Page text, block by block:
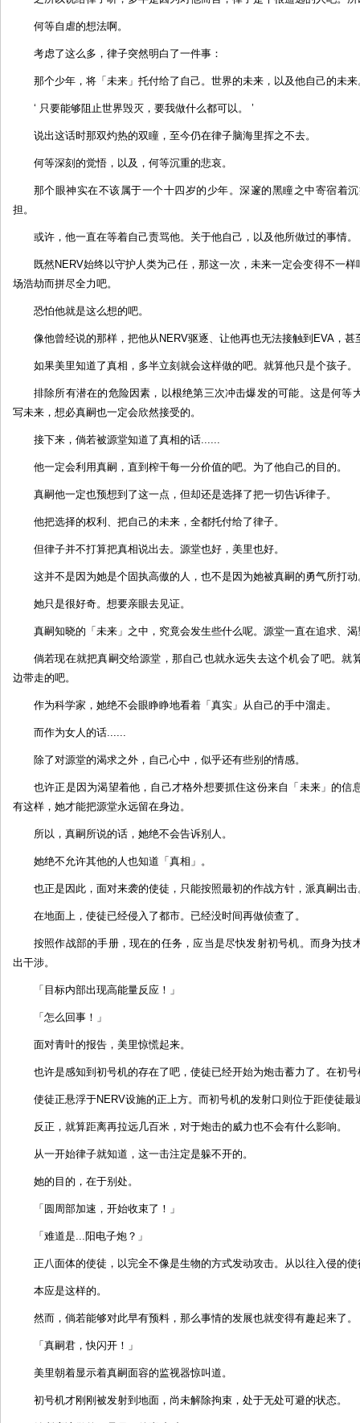
何等自虐的想法啊。
考虑了这么多，律子突然明白了一件事：
那个少年，将「未来」托付给了自己。世界的未来，以及他自己的未来
‘ 只要能够阻止世界毁灭，要我做什么都可以。 ’
说出这话时那双灼热的双瞳，至今仍在律子脑海里挥之不去。
何等深刻的觉悟，以及，何等沉重的悲哀。
那个眼神实在不该属于一个十四岁的少年。深邃的黑瞳之中寄宿着
担。
或许，他一直在等着自己责骂他。关于他自己，以及他所做过的事情。
既然NERV始终以守护人类为己任，那这一次，未来一定会变得不一
场浩劫而拼尽全力吧。
恐怕他就是这么想的吧。
像他曾经说的那样，把他从NERV驱逐、让他再也无法接触到EVA，
如果美里知道了真相，多半立刻就会这样做的吧。就算他只是个孩子。
排除所有潜在的危险因素，以根绝第三次冲击爆发的可能。这是何等
写未来，想必真嗣也一定会欣然接受的。
接下来，倘若被源堂知道了真相的话......
他一定会利用真嗣，直到榨干每一分价值的吧。为了他自己的目的。
真嗣他一定也预想到了这一点，但却还是选择了把一切告诉律子。
他把选择的权利、把自己的未来，全都托付给了律子。
但律子并不打算把真相说出去。源堂也好，美里也好。
这并不是因为她是个固执高傲的人，也不是因为她被真嗣的勇气所打动
她只是很好奇。想要亲眼去见证。
真嗣知晓的「未来」之中，究竟会发生些什么呢。源堂一直在追求、
倘若现在就把真嗣交给源堂，那自己也就永远失去这个机会了吧。就
边带走的吧。
作为科学家，她绝不会眼睁睁地看着「真实」从自己的手中溜走。
而作为女人的话......
除了对源堂的渴求之外，自己心中，似乎还有些别的情感。
也许正是因为渴望着他，自己才格外想要抓住这份来自「未来」的信
有这样，她才能把源堂永远留在身边。
所以，真嗣所说的话，她绝不会告诉别人。
她绝不允许其他的人也知道「真相」。
也正是因此，面对来袭的使徒，只能按照最初的作战方针，派真嗣出击
在地面上，使徒已经侵入了都市。已经没时间再做侦查了。
按照作战部的手册，现在的任务，应当是尽快发射初号机。而身为技
出干涉。
「目标内部出现高能量反应！」
「怎么回事！」
面对青叶的报告，美里惊慌起来。
也许是感知到初号机的存在了吧，使徒已经开始为炮击蓄力了。在初
使徒正悬浮于NERV设施的正上方。而初号机的发射口则位于距使徒
反正，就算距离再拉远几百米，对于炮击的威力也不会有什么影响。
从一开始律子就知道，这一击注定是躲不开的。
她的目的，在于别处。
「圆周部加速，开始收束了！」
「难道是...阳电子炮？」
正八面体的使徒，以完全不像是生物的方式发动攻击。从以往入侵的
本应是这样的。
然而，倘若能够对此早有预料，那么事情的发展也就变得有趣起来了。
「真嗣君，快闪开！」
美里朝着显示着真嗣面容的监视器惊叫道。
初号机才刚刚被发射到地面，尚未解除拘束，处于无处可避的状态。